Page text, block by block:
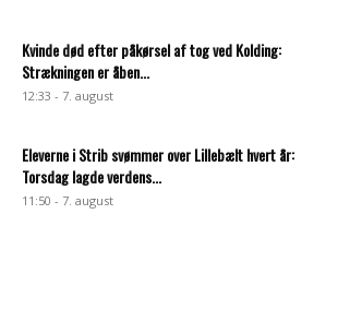
Kvinde død efter påkørsel af tog ved Kolding:
Strækningen er åben...
12:33 - 7. august
Eleverne i Strib svømmer over Lillebælt hvert år:
Torsdag lagde verdens...
11:50 - 7. august